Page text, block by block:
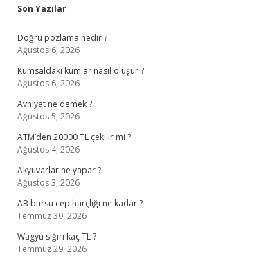
Sidebar
Son Yazılar
Doğru pozlama nedir ?
Ağustos 6, 2026
Kumsaldaki kumlar nasıl oluşur ?
Ağustos 6, 2026
Avniyat ne demek ?
Ağustos 5, 2026
ATM’den 20000 TL çekilir mi ?
Ağustos 4, 2026
Akyuvarlar ne yapar ?
Ağustos 3, 2026
AB bursu cep harçlığı ne kadar ?
Temmuz 30, 2026
Wagyu sığırı kaç TL ?
Temmuz 29, 2026
hiltonbet yeni giriş